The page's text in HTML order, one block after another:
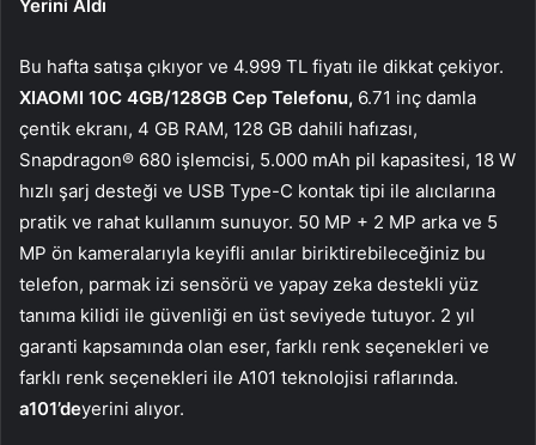
Yerini Aldı
Bu hafta satışa çıkıyor ve 4.999 TL fiyatı ile dikkat çekiyor.
XIAOMI 10C 4GB/128GB Cep Telefonu, 6.71 inç damla
çentik ekranı, 4 GB RAM, 128 GB dahili hafızası,
Snapdragon® 680 işlemcisi, 5.000 mAh pil kapasitesi, 18 W
hızlı şarj desteği ve USB Type-C kontak tipi ile alıcılarına
pratik ve rahat kullanım sunuyor. 50 MP + 2 MP arka ve 5
MP ön kameralarıyla keyifli anılar biriktirebileceğiniz bu
telefon, parmak izi sensörü ve yapay zeka destekli yüz
tanıma kilidi ile güvenliği en üst seviyede tutuyor. 2 yıl
garanti kapsamında olan eser, farklı renk seçenekleri ve
farklı renk seçenekleri ile A101 teknolojisi raflarında.
a101’deyerini alıyor.